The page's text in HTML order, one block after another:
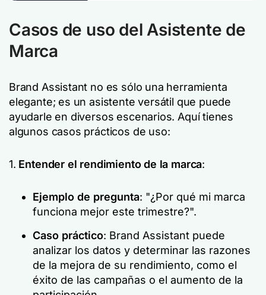
Casos de uso del Asistente de
Marca
Brand Assistant no es sólo una herramienta
elegante; es un asistente versátil que puede
ayudarle en diversos escenarios. Aquí tienes
algunos casos prácticos de uso:
1. Entender el rendimiento de la marca:
Ejemplo de pregunta: "¿Por qué mi marca
funciona mejor este trimestre?".
Caso práctico: Brand Assistant puede
analizar los datos y determinar las razones
de la mejora de su rendimiento, como el
éxito de las campañas o el aumento de la